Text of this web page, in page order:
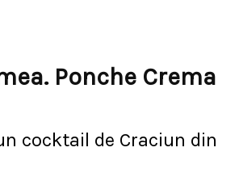
Ponche Crema
cocktail de Craciun din